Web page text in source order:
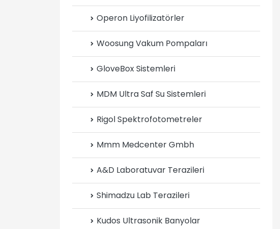
Operon Liyofilizatörler
Woosung Vakum Pompaları
GloveBox Sistemleri
MDM Ultra Saf Su Sistemleri
Rigol Spektrofotometreler
Mmm Medcenter Gmbh
A&D Laboratuvar Terazileri
Shimadzu Lab Terazileri
Kudos Ultrasonik Banyolar